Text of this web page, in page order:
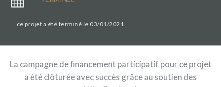
ce projet a été terminé le 03/01/2021.
La campagne de financement participatif pour ce projet
a été clôturée avec succès grâce au soutien des